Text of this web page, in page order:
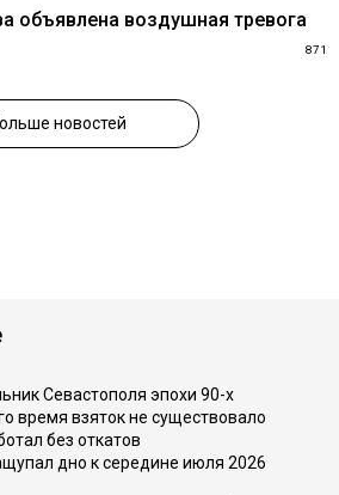
объявлена воздушная тревога
871
новостей
Севастополя эпохи 90-х
время взяток не существовало
без откатов
дно к середине июля 2026